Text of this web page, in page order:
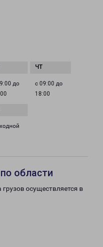
до
с 09:00 до
18:00
области
осуществляется в